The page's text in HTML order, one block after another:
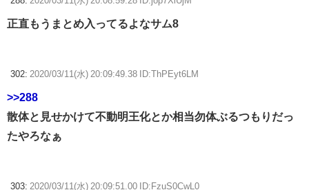
正直もうまとめ入ってるよなサム8
302: 2020/03/11(水) 20:09:49.38 ID:ThPEyt6LM
>>288
散体と見せかけて不動明王化とか相当勿体ぶるつもりだっ
たやろなぁ
303: 2020/03/11(水) 20:09:51.00 ID:FzuS0CwL0